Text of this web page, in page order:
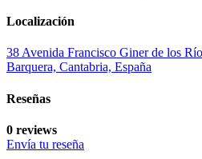
Localización
38 Avenida Francisco Giner de los
Barquera, Cantabria, España
Reseñas
0 reviews
Envía tu reseña